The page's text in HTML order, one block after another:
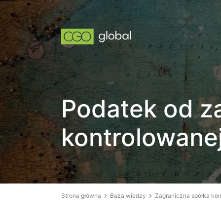
Podatek od
Strona główna Baza wiedzy Zagraniczna spółka